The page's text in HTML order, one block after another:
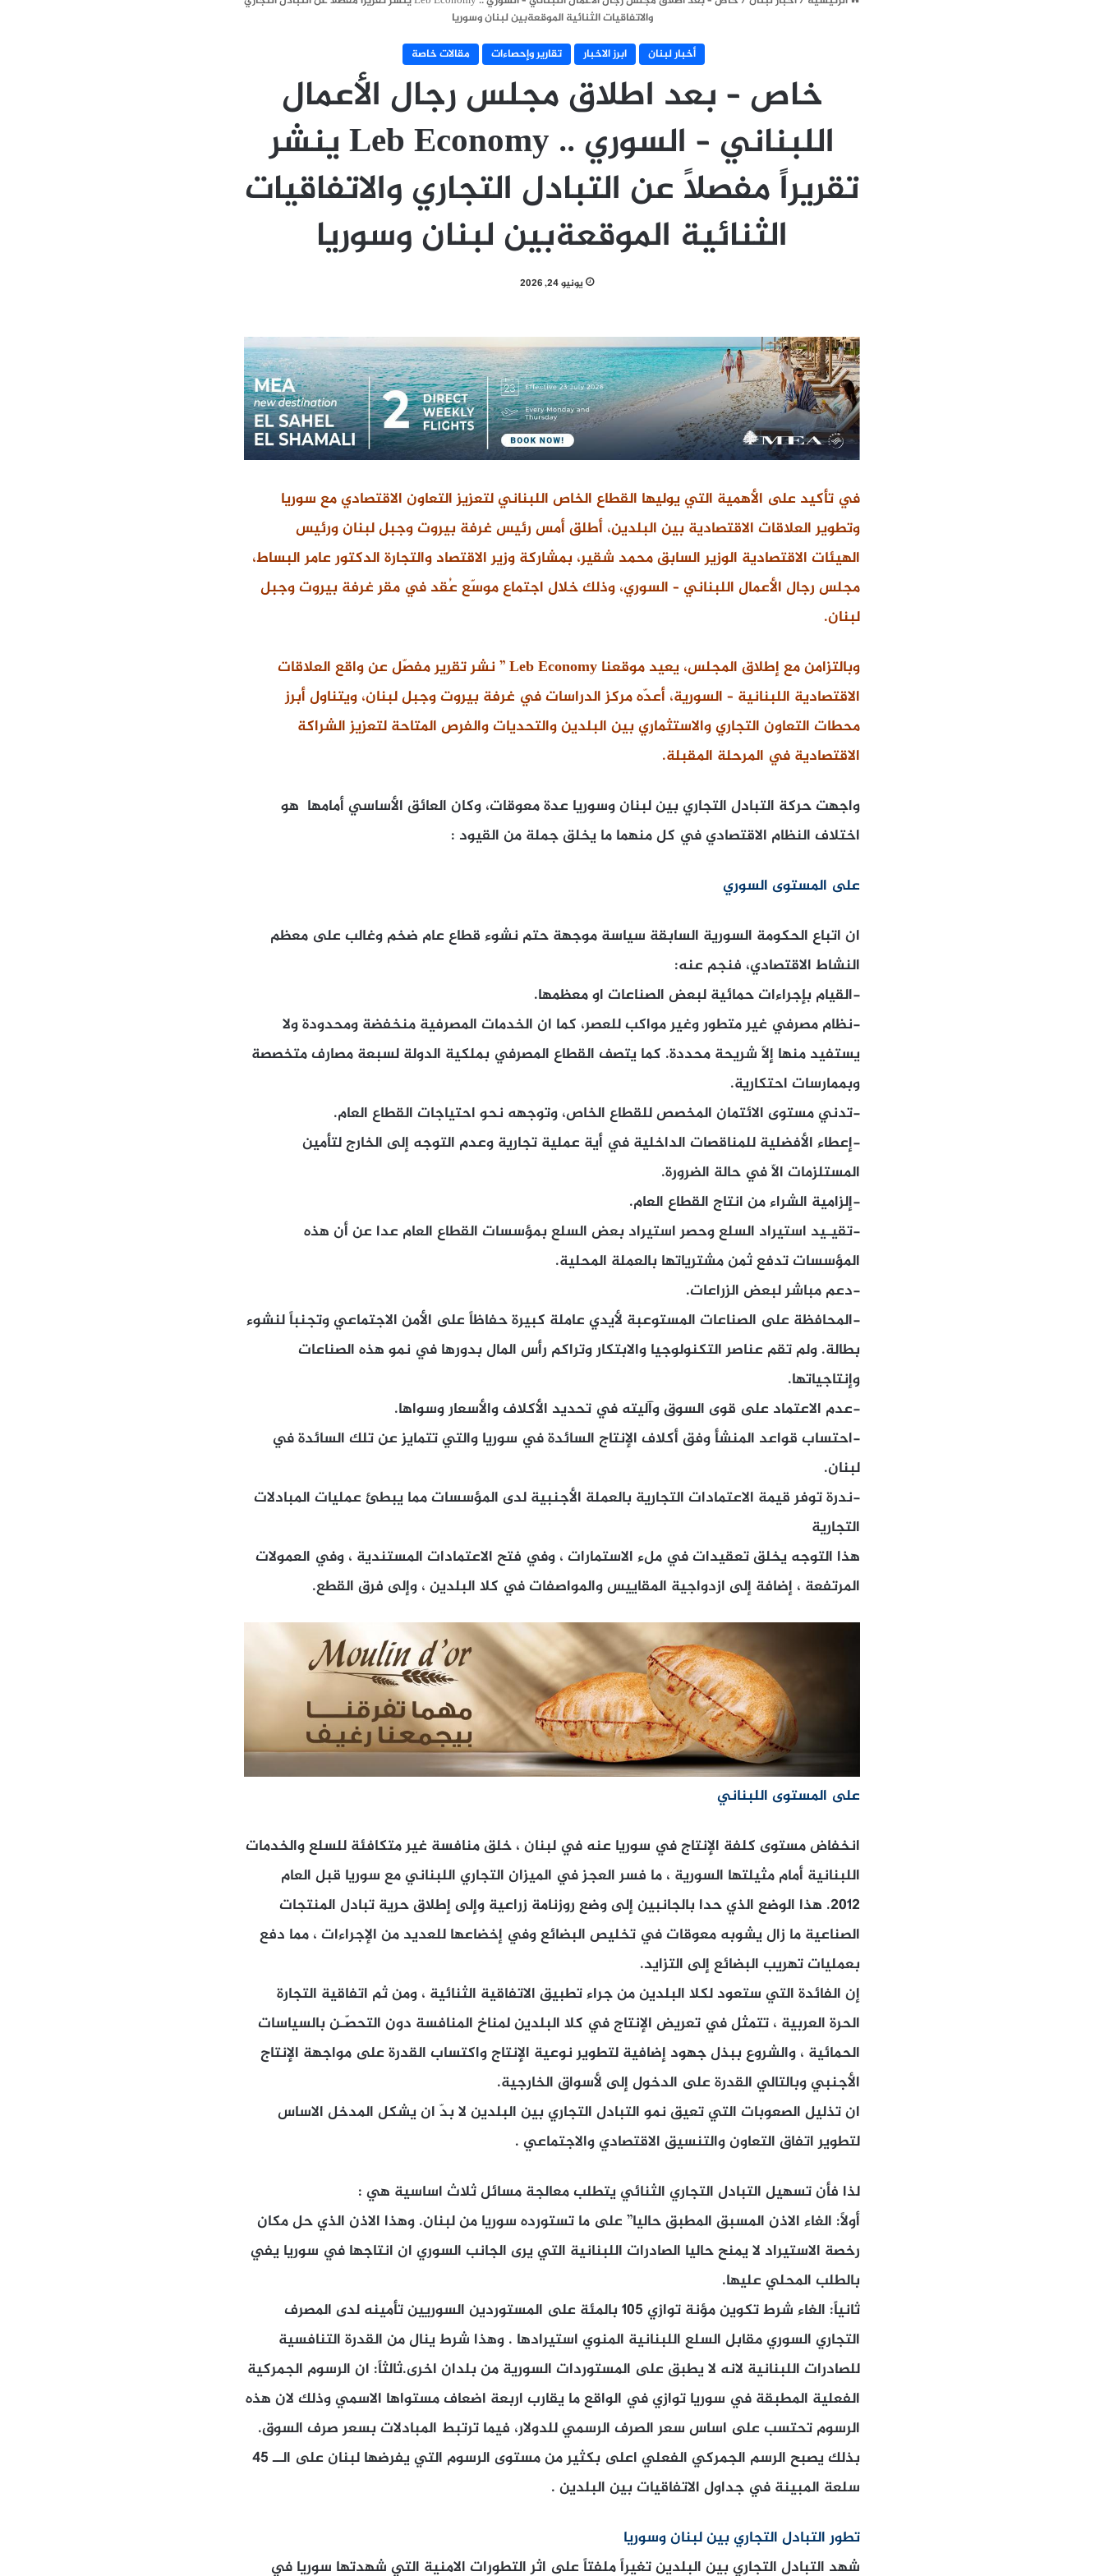
والاتفاقيات الثنائية الموقعةبين لبنان وسوريا
أخبار لبنان
ابرز الاخبار تقارير وإحصاءات مقالات خاصة
خاص – بعد اطلاق مجلس رجال الأعمال
اللبناني – السوري .. Leb Economy ينشر
تقريراً مفصلاً عن التبادل التجاري والاتفاقيات
الثنائية الموقعةبين لبنان وسوريا
يونيو 24, 2026
في تأكيد على الأهمية التي يوليها القطاع الخاص اللبناني لتعزيز التعاون الاقتصادي مع سوريا
وتطوير العلاقات الاقتصادية بين البلدين، أطلق أمس رئيس غرفة بيروت وجبل لبنان ورئيس
الهيئات الاقتصادية الوزير السابق محمد شقير، بمشاركة وزير الاقتصاد والتجارة الدكتور عامر البساط،
مجلس رجال الأعمال اللبناني – السوري، وذلك خلال اجتماع موسّع عُقد في مقر غرفة بيروت وجبل
لبنان.
وبالتزامن مع إطلاق المجلس، يعيد موقعنا Leb Economy ” نشر تقرير مفصّل عن واقع العلاقات
الاقتصادية اللبنانية – السورية، أعدّه مركز الدراسات في غرفة بيروت وجبل لبنان، ويتناول أبرز
محطات التعاون التجاري والاستثماري بين البلدين والتحديات والفرص المتاحة لتعزيز الشراكة
الاقتصادية في المرحلة المقبلة.
واجهت حركة التبادل التجاري بين لبنان وسوريا عدة معوقات، وكان العائق الأساسي أمامها هو
اختلاف النظام الاقتصادي في كل منهما ما يخلق جملة من القيود :
على المستوى السوري
ان اتباع الحكومة السورية السابقة سياسة موجهة حتم نشوء قطاع عام ضخم وغالب على معظم
النشاط الاقتصادي، فنجم عنه:
-القيام بإجراءات حمائية لبعض الصناعات او معظمها.
-نظام مصرفي غير متطور وغير مواكب للعصر، كما ان الخدمات المصرفية منخفضة ومحدودة ولا
يستفيد منها إلاّ شريحة محددة. كما يتصف القطاع المصرفي بملكية الدولة لسبعة مصارف متخصصة
وبممارسات احتكارية.
-تدني مستوى الائتمان المخصص للقطاع الخاص، وتوجهه نحو احتياجات القطاع العام.
-إعطاء الأفضلية للمناقصات الداخلية في أية عملية تجارية وعدم التوجه إلى الخارج لتأمين
المستلزمات الاّ في حالة الضرورة.
-إلزامية الشراء من انتاج القطاع العام.
-تقيـيد استيراد السلع وحصر استيراد بعض السلع بمؤسسات القطاع العام عدا عن أن هذه
المؤسسات تدفع ثمن مشترياتها بالعملة المحلية.
-دعم مباشر لبعض الزراعات.
-المحافظة على الصناعات المستوعبة لأيدي عاملة كبيرة حفاظاً على الأمن الاجتماعي وتجنباً لنشوء
بطالة. ولم تقم عناصر التكنولوجيا والابتكار وتراكم رأس المال بدورها في نمو هذه الصناعات
وإنتاجياتها.
-عدم الاعتماد على قوى السوق وآليته في تحديد الأكلاف والأسعار وسواها.
-احتساب قواعد المنشأ وفق أكلاف الإنتاج السائدة في سوريا والتي تتمايز عن تلك السائدة في
لبنان.
-ندرة توفر قيمة الاعتمادات التجارية بالعملة الأجنبية لدى المؤسسات مما يبطئ عمليات المبادلات
التجارية
هذا التوجه يخلق تعقيدات في ملء الاستمارات ، وفي فتح الاعتمادات المستندية ، وفي العمولات
المرتفعة ، إضافة إلى ازدواجية المقاييس والمواصفات في كلا البلدين ، وإلى فرق القطع.
على المستوى اللبناني
انخفاض مستوى كلفة الإنتاج في سوريا عنه في لبنان ، خلق منافسة غير متكافئة للسلع والخدمات
اللبنانية أمام مثيلتها السورية ، ما فسر العجز في الميزان التجاري اللبناني مع سوريا قبل العام
2012. هذا الوضع الذي حدا بالجانبين إلى وضع روزنامة زراعية وإلى إطلاق حرية تبادل المنتجات
الصناعية ما زال يشوبه معوقات في تخليص البضائع وفي إخضاعها للعديد من الإجراءات ، مما دفع
بعمليات تهريب البضائع إلى التزايد.
إن الفائدة التي ستعود لكلا البلدين من جراء تطبيق الاتفاقية الثنائية ، ومن ثم اتفاقية التجارة
الحرة العربية ، تتمثل في تعريض الإنتاج في كلا البلدين لمناخ المنافسة دون التحصّـن بالسياسات
الحمائية ، والشروع ببذل جهود إضافية لتطوير نوعية الإنتاج واكتساب القدرة على مواجهة الإنتاج
الأجنبي وبالتالي القدرة على الدخول إلى لأسواق الخارجية.
ان تذليل الصعوبات التي تعيق نمو التبادل التجاري بين البلدين لا بدّ ان يشكل المدخل الاساس
لتطوير اتفاق التعاون والتنسيق الاقتصادي والاجتماعي .
لذا فأن تسهيل التبادل التجاري الثنائي يتطلب معالجة مسائل ثلاث اساسية هي :
أولاً: الغاء الاذن المسبق المطبق حاليا” على ما تستورده سوريا من لبنان. وهذا الاذن الذي حل مكان
رخصة الاستيراد لا يمنح حاليا الصادرات اللبنانية التي يرى الجانب السوري ان انتاجها في سوريا يفي
بالطلب المحلي عليها.
ثانياً: الغاء شرط تكوين مؤنة توازي 105 بالمئة على المستوردين السوريين تأمينه لدى المصرف
التجاري السوري مقابل السلع اللبنانية المنوي استيرادها . وهذا شرط ينال من القدرة التنافسية
للصادرات اللبنانية لانه لا يطبق على المستوردات السورية من بلدان اخرى.ثالثاً: ان الرسوم الجمركية
الفعلية المطبقة في سوريا توازي في الواقع ما يقارب اربعة اضعاف مستواها الاسمي وذلك لان هذه
الرسوم تحتسب على اساس سعر الصرف الرسمي للدولار، فيما ترتبط المبادلات بسعر صرف السوق.
بذلك يصبح الرسم الجمركي الفعلي اعلى بكثير من مستوى الرسوم التي يفرضها لبنان على الــ 45
سلعة المبينة في جداول الاتفاقيات بين البلدين .
تطور التبادل التجاري بين لبنان وسوريا
شهد التبادل التجاري بين البلدين تغيراً ملفتاً على اثر التطورات الامنية التي شهدتها سوريا في